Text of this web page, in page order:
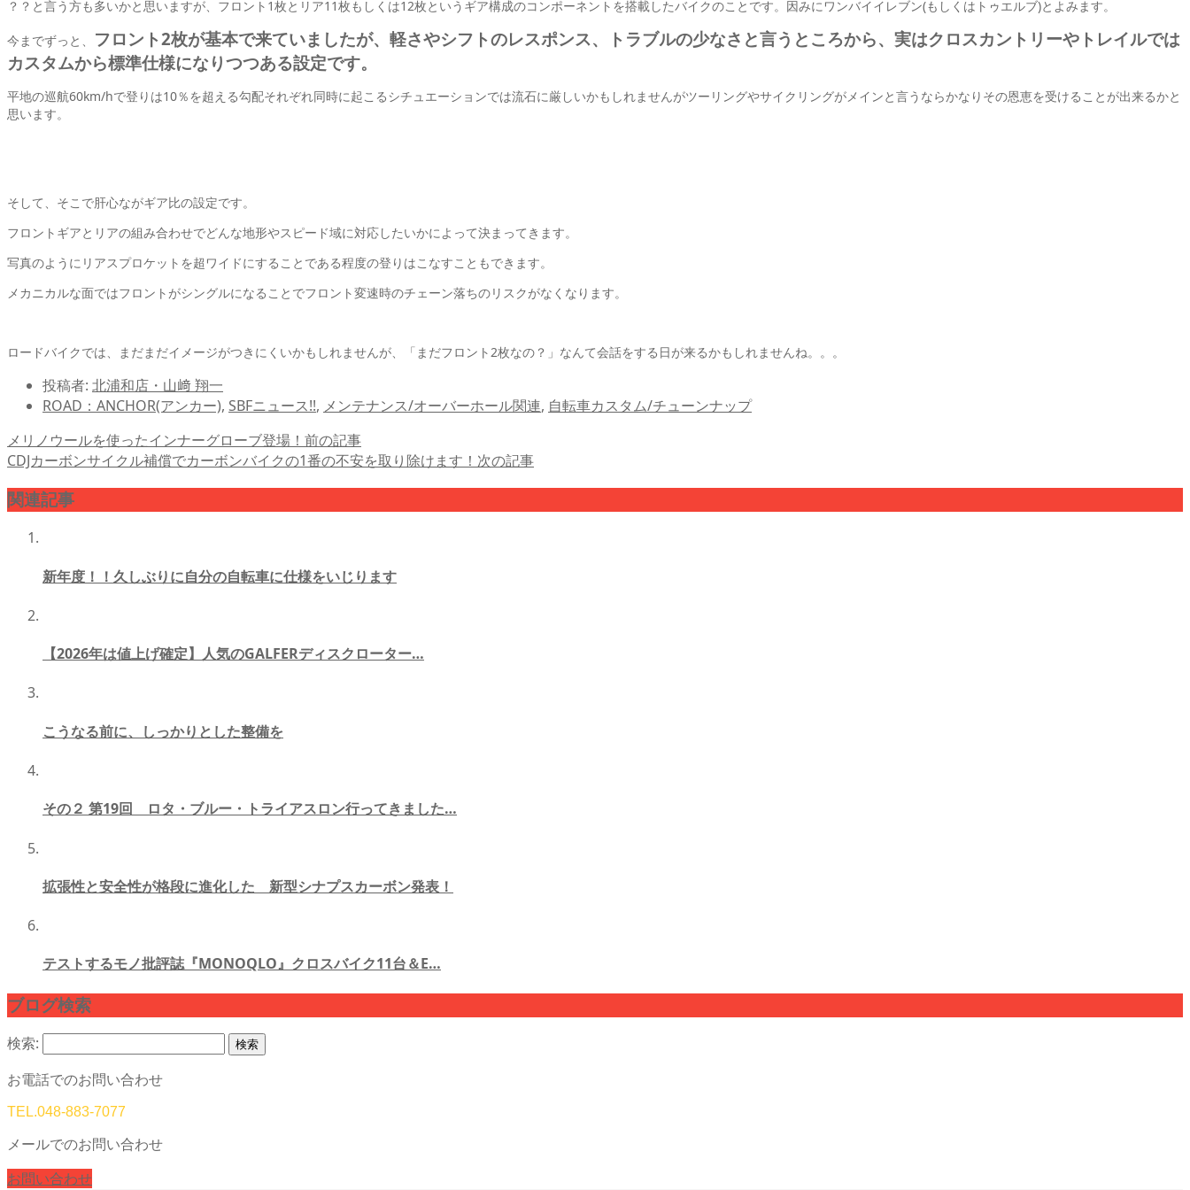
？？と言う方も多いかと思いますが、フロント1枚とリア11枚もしくは12枚というギア構成のコンポーネントを搭載したバイクのことです。因みにワンバイイレブン(もしくはトゥエルブ)とよみます。
今までずっと、
フロント2枚が基本で来ていましたが、軽さやシフトのレスポンス、トラブルの少なさと言うところから、実はクロスカントリーやトレイルでは
カスタムから標準仕様になりつつある設定です。
平地の巡航60km/hで登りは10％を超える勾配それぞれ同時に起こるシチュエーションでは流石に厳しいかもしれませんがツーリングやサイクリングがメインと言うならかなりその恩恵を受けることが出来るかと
思います。
そして、そこで肝心ながギア比の設定です。
フロントギアとリアの組み合わせでどんな地形やスピード域に対応したいかによって決まってきます。
写真のようにリアスプロケットを超ワイドにすることである程度の登りはこなすこともできます。
メカニカルな面ではフロントがシングルになることでフロント変速時のチェーン落ちのリスクがなくなります。
ロードバイクでは、まだまだイメージがつきにくいかもしれませんが、「まだフロント2枚なの？」なんて会話をする日が来るかもしれませんね。。。
投稿者: 北浦和店・山﨑 翔一
ROAD：ANCHOR(アンカー), SBFニュース!!, メンテナンス/オーバーホール関連, 自転車カスタム/チューンナップ
メリノウールを使ったインナーグローブ登場！ 前の記事
CDJカーボンサイクル補償でカーボンバイクの1番の不安を取り除けます！ 次の記事
関連記事
新年度！！久しぶりに自分の自転車に仕様をいじります
【2026年は値上げ確定】人気のGALFERディスクローター…
こうなる前に、しっかりとした整備を
その２ 第19回 ロタ・ブルー・トライアスロン行ってきました…
拡張性と安全性が格段に進化した 新型シナプスカーボン発表！
テストするモノ批評誌『MONOQLO』クロスバイク11台＆E…
ブログ検索
検索:
お電話でのお問い合わせ
TEL.048-883-7077
メールでのお問い合わせ
お問い合わせ